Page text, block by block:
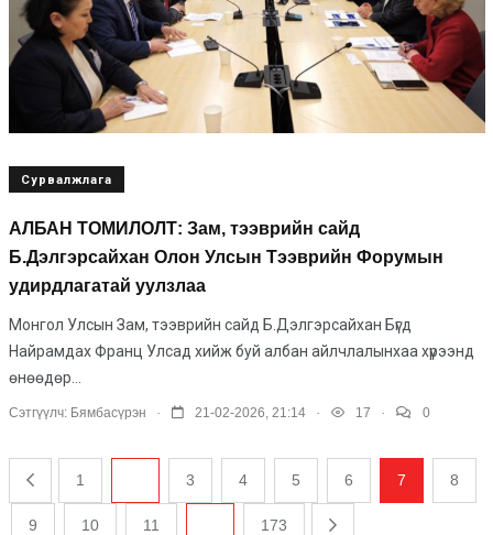
Сурвалжлага
АЛБАН ТОМИЛОЛТ: Зам, тээврийн сайд
Б.Дэлгэрсайхан Олон Улсын Тээврийн Форумын
удирдлагатай уулзлаа
Монгол Улсын Зам, тээврийн сайд Б.Дэлгэрсайхан Бүгд
Найрамдах Франц Улсад хийж буй албан айлчлалынхаа хүрээнд
өнөөдөр...
Сэтгүүлч: Бямбасүрэн . 21-02-2026, 21:14 . 17 . 0
1 3 4 5 6 7 8
9 10 11 173